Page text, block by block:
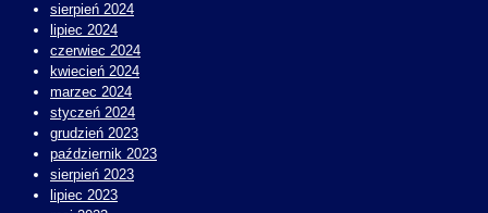
sierpień 2024
lipiec 2024
czerwiec 2024
kwiecień 2024
marzec 2024
styczeń 2024
grudzień 2023
październik 2023
sierpień 2023
lipiec 2023